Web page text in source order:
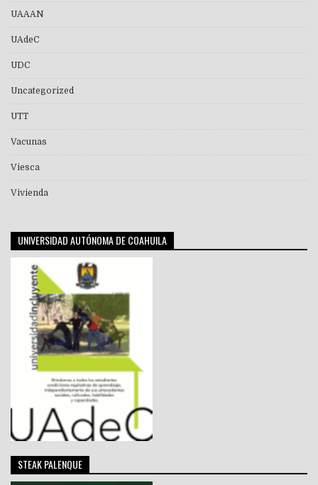
UAAAN
UAdeC
UDC
Uncategorized
UTT
Vacunas
Viesca
Vivienda
UNIVERSIDAD AUTÓNOMA DE COAHUILA
STEAK PALENQUE